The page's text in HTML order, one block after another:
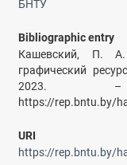
БНТУ
Bibliographic entry
Кашевский, П.
графический
2023. –
https://rep.bntu.by/
URI
https://rep.bntu.by/